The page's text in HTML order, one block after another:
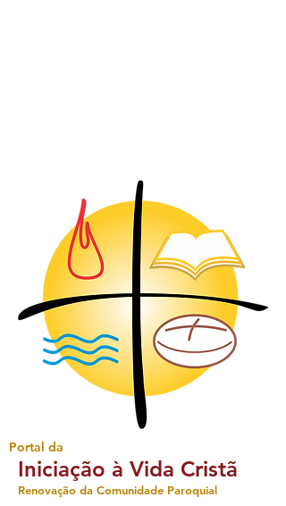
Portal da
Iniciação à Vida Cristã
Renovação da Comunidade Paroquial